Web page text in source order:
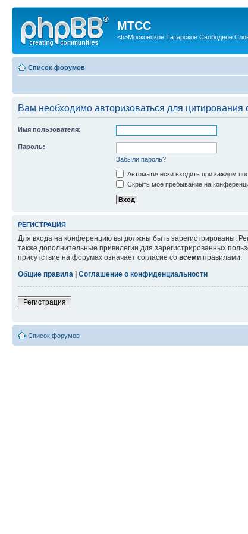
МТСС
<b>Московское Татарское Свободное
Список форумов
Вам необходимо авторизоваться для
Имя пользователя:
Пароль:
Забыли пароль?
Автоматически входить при каждом
Скрыть моё пребывание на
РЕГИСТРАЦИЯ
Для входа на конференцию вы должны быть зарегистрированы.
также дополнительные привилегии для зарегистрированных
присутствие на форумах означает согласие со всеми правилами.
Общие правила
Соглашение о конфиденциальности
Регистрация
Список форумов